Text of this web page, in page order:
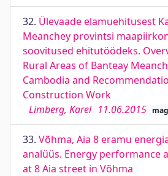
32. Ülevaade elamuehitusest
Meanchey provintsi
soovitused ehitutöödeks.
Rural Areas of Banteay
Cambodia and
Construction Work
Limberg, Karel 11.06.2015
33. Võhma, Aia 8 eramu
analüüs. Energy performance
at 8 Aia street in Võhma